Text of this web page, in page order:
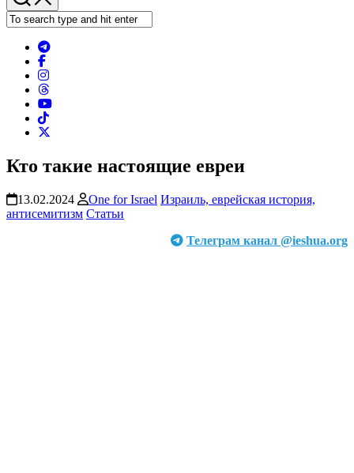
Кто такие настоящие евреи
13.02.2024 One for Israel Израиль, еврейская история,
антисемитизм Статьи
Телеграм канал @ieshua.org